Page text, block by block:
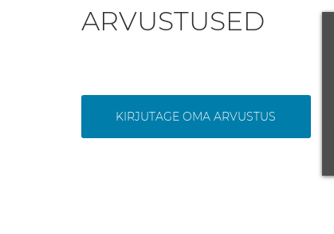
ARVUSTUSED
KIRJUTAGE OMA ARVUSTUS